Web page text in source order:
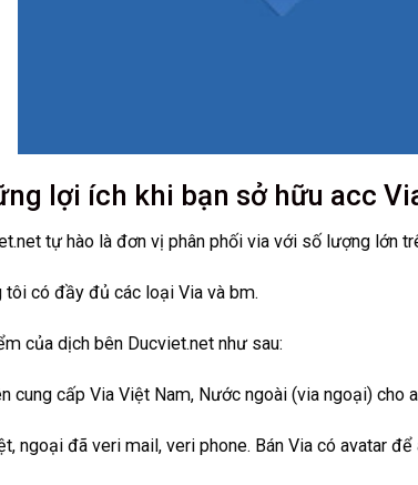
lợi ích khi bạn sở hữu acc
tự hào là đơn vị phân phối via với số lượng lớn
tôi có đầy đủ các loại Via và bm.
của dịch bên Ducviet.net như sau:
cung cấp Via Việt Nam, Nước ngoài (via ngoại)
ngoại đã veri mail, veri phone. Bán Via có avatar